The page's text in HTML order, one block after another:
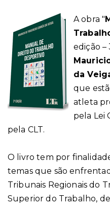
A obra "
edição –
da
que
atleta
pela Lei
pela CLT.
O livro tem por
temas que são
Tribunais Regionais do
Superior do Trabalho,